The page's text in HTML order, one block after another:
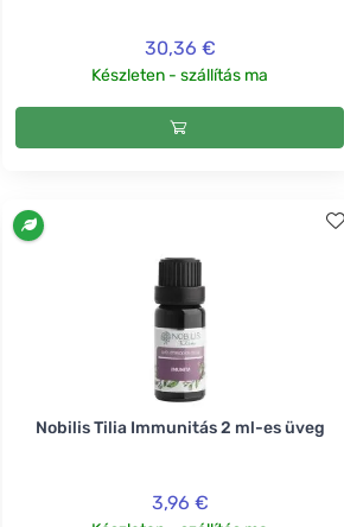
30,36 €
Készleten - szállítás ma
Nobilis Tilia Immunitás 2 ml-es üveg
3,96 €